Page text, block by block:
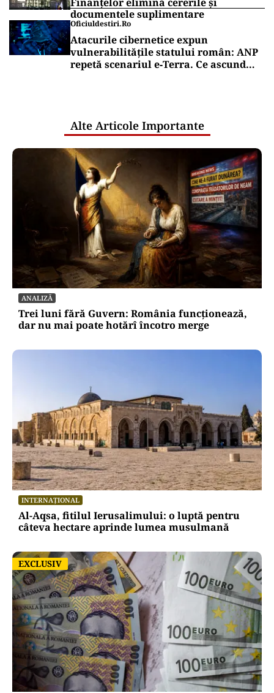
documentele suplimentare
Oficiuldestiri.ro
Atacurile cibernetice expun
vulnerabilitățile statului român: ANP
repetă scenariul e‑Terra. Ce ascund
Alte Articole Importante
ANALIZĂ
Trei luni fără Guvern: România funcționează,
dar nu mai poate hotărî încotro merge
INTERNAȚIONAL
Al-Aqsa, fitilul Ierusalimului: o luptă pentru
câteva hectare aprinde lumea musulmană
EXCLUSIV
EXCLUSIV